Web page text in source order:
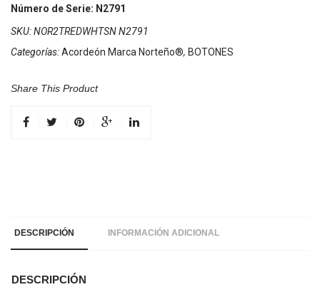
Número de Serie: N2791
SKU:NOR2TREDWHTSN N2791
Categorías:Acordeón Marca Norteño®, BOTONES
Share This Product
DESCRIPCIÓN INFORMACIÓN ADICIONAL
DESCRIPCIÓN